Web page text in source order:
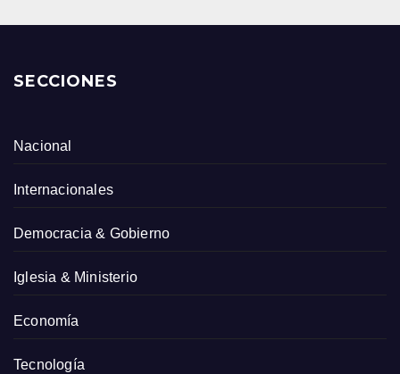
SECCIONES
Nacional
Internacionales
Democracia & Gobierno
Iglesia & Ministerio
Economía
Tecnología